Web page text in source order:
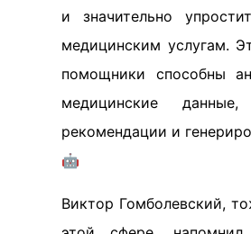
и значительно
медицинским услугам.
помощники способны
медицинские данные,
рекомендации и
🤖
Виктор Гомболевский,